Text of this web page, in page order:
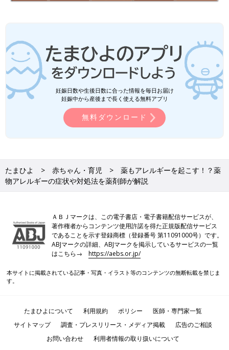
妊娠日数や生後日数に合った情報を毎日お届け
妊娠中から産後まで長く使える無料アプリ
無料ダウンロード
たまひよ 赤ちゃん・育児
薬もアレルギーを起こす！？薬
物アレルギーの症状や対処法を薬剤師が解説
ＡＢＪマークは、この電子書店・電子書籍配信サービスが、
著作権者からコンテンツ使用許諾を得た正規版配信サービス
であることを示す登録商標（登録番号 第11091000号）です。
ABJマークの詳細、ABJマークを掲示しているサービスの一覧
はこちら→https://aebs.or.jp/
本サイトに掲載されている記事・写真・イラスト等のコンテンツの無断転載を禁じま
す。
たまひよについて 利用規約 ポリシー
医師・専門家一覧
サイトマップ
調査・プレスリリース・メディア掲載
広告のご相談
お問い合わせ
利用者情報の取り扱いについて